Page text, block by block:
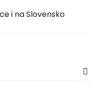
i na Slovensko